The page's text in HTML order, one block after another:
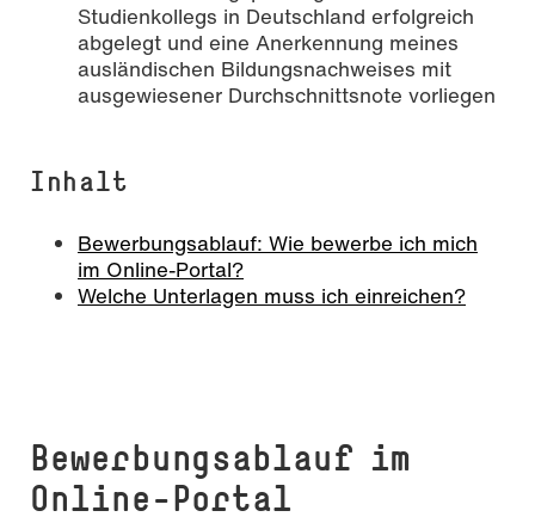
Studienkollegs in Deutschland erfolgreich
abgelegt und eine Anerkennung meines
ausländischen Bildungsnachweises mit
ausgewiesener Durchschnittsnote vorliegen
Inhalt
Bewerbungsablauf: Wie bewerbe ich mich
im Online-Portal?
Welche Unterlagen muss ich einreichen?
Bewerbungsablauf im
Online-Portal